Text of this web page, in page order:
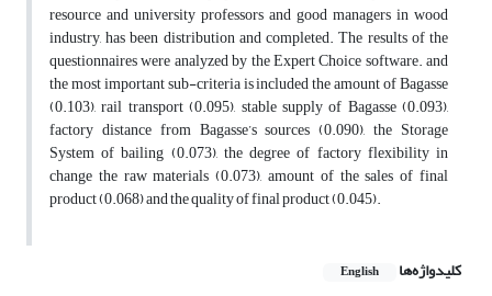
resource and university professors and good managers in wood
industry, has been distribution and completed. The results of the
questionnaires were analyzed by the Expert Choice software. and
the most important sub-criteria is included the amount of Bagasse
(0.103), rail transport (0.095), stable supply of Bagasse (0.093),
factory distance from Bagasse’s sources (0.090), the Storage
System of bailing (0.073), the degree of factory flexibility in
change the raw materials (0.073), amount of the sales of final
product (0.068) and the quality of final product (0.045).
کلیدواژه‌ها English